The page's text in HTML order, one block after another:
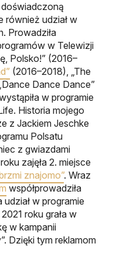
również udział w
Prowadziła
w Telewizji
Polsko!” (2016–
(2016–2018), „The
Dance Dance”
w programie
Historia mojego
z Jackiem Jeschke
Polsatu
z gwiazdami
zajęła 2. miejsce
znajomo”. Wraz
współprowadziła
udział w programie
roku grała w
w kampanii
Dzięki tym reklamom